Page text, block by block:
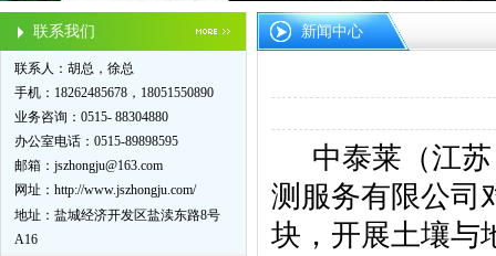
联系我们
联系人：胡总，徐总
手机：18262485678，18051550890
业务咨询：0515- 88304880
办公室电话：0515-89898595
邮箱： jszhongju@163.com
网址： http://www.jszhongju.com/
地址：盐城经济开发区盐渎东路8号
A16
新闻中心
中泰莱（江
测服务有限公司
块，开展土壤与